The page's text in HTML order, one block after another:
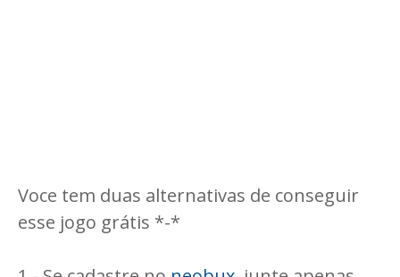
Voce tem duas alternativas de conseguir
esse jogo grátis *-*